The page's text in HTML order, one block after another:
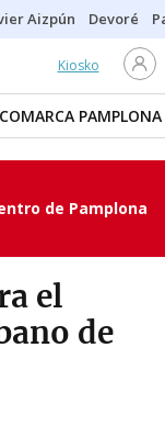
Aizpún Devoré
Kiosko
COMARCA PAMPLONA
de Pamplona
el
de